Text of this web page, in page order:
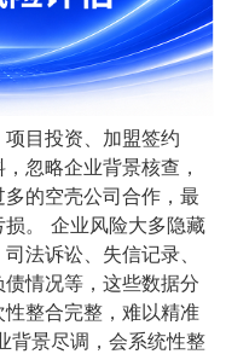
目投资、加盟签约
忽略企业背景核查，
的空壳公司合作，最
。 企业风险大多隐藏
法诉讼、失信记录、
情况等，这些数据分
整合完整，难以精准
背景尽调，会系统性整